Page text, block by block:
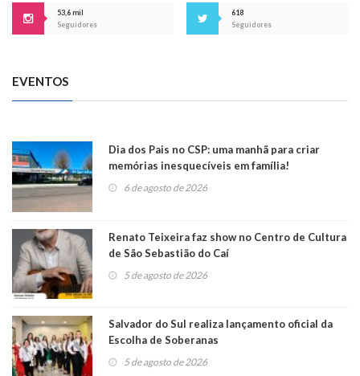
53,6 mil
Seguidores
618
Seguidores
EVENTOS
Dia dos Pais no CSP: uma manhã para criar
memórias inesquecíveis em família!
6 de agosto de 2026
Renato Teixeira faz show no Centro de Cultura
de São Sebastião do Caí
5 de agosto de 2026
Salvador do Sul realiza lançamento oficial da
Escolha de Soberanas
5 de agosto de 2026